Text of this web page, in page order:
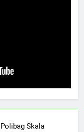
Skala